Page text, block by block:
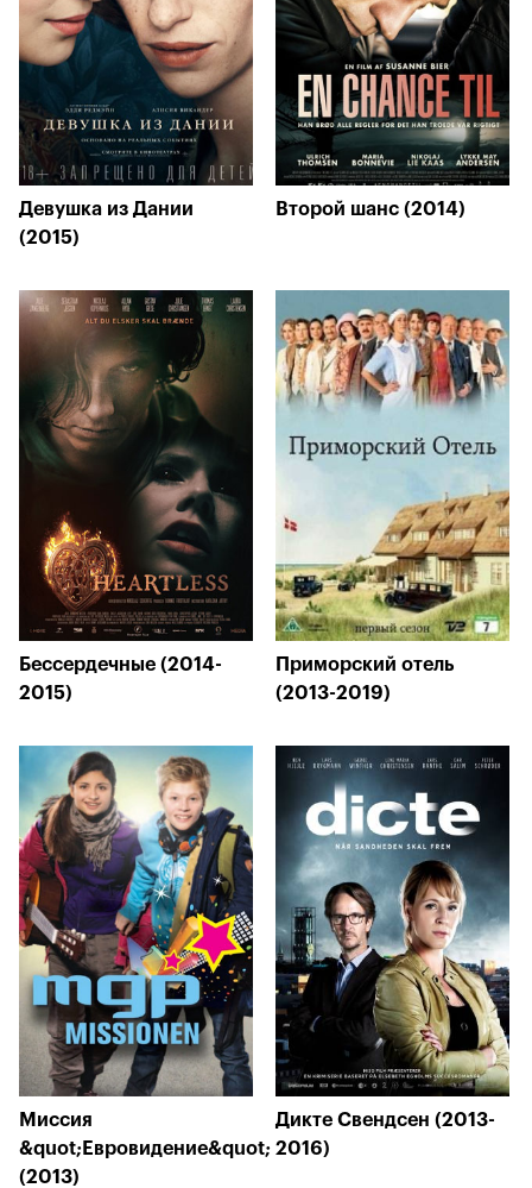
Девушка из Дании
(2015)
Второй шанс (2014)
Бессердечные (2014-
2015)
Приморский отель
(2013-2019)
Миссия
&quot;Евровидение&quot;
(2013)
Дикте Свендсен (2013-
2016)